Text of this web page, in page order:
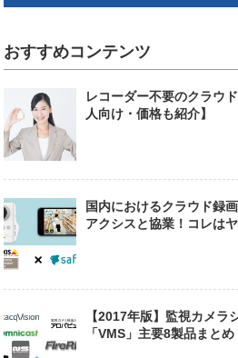
おすすめコンテンツ
レコーダー不要のクラウ
人向け・価格も紹介】
国内におけるクラウド録
アクシスと協業！コレはヤ
【2017年版】監視カメラ
「VMS」主要8製品まとめ